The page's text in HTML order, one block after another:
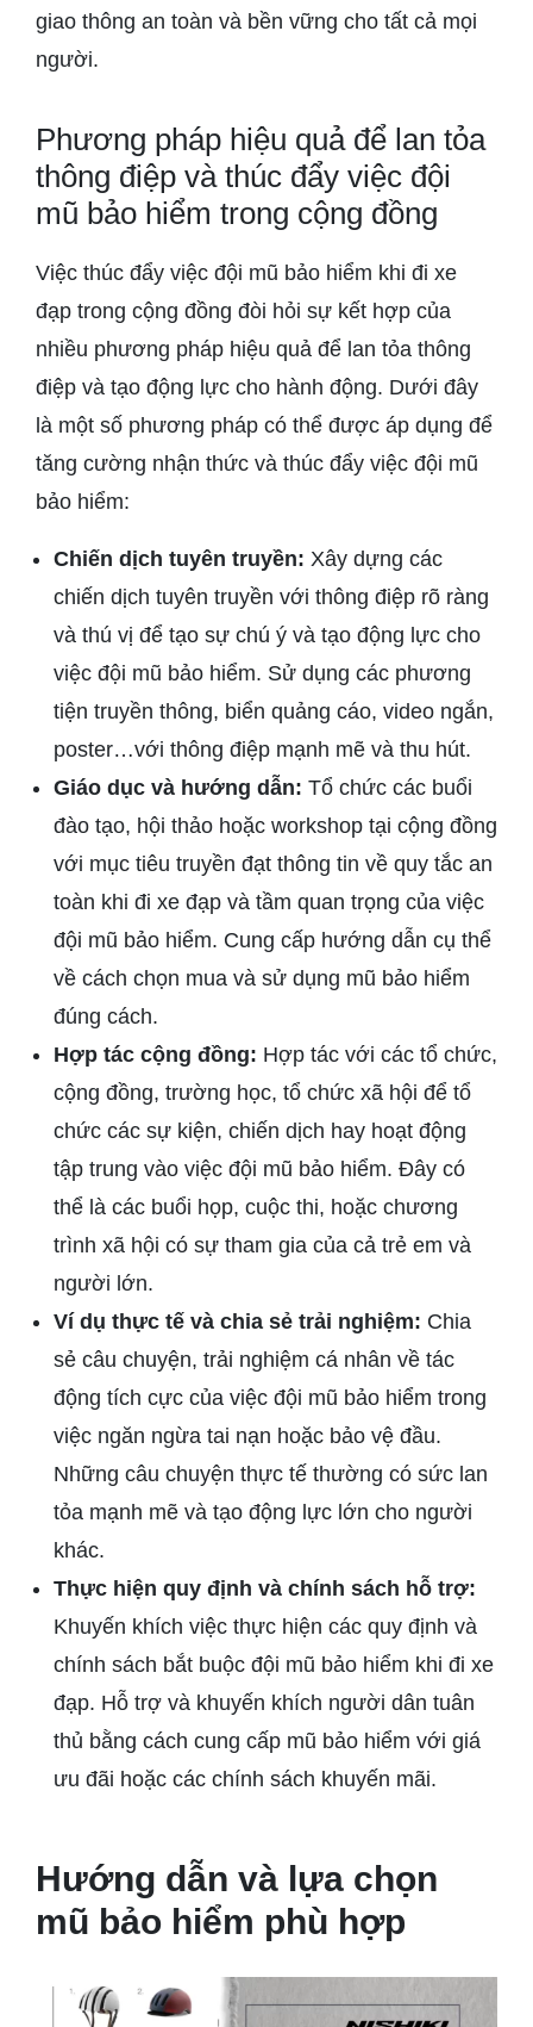
giao thông an toàn và bền vững cho tất cả mọi
người.
Phương pháp hiệu quả để lan tỏa
thông điệp và thúc đẩy việc đội
mũ bảo hiểm trong cộng đồng
Việc thúc đẩy việc đội mũ bảo hiểm khi đi xe
đạp trong cộng đồng đòi hỏi sự kết hợp của
nhiều phương pháp hiệu quả để lan tỏa thông
điệp và tạo động lực cho hành động. Dưới đây
là một số phương pháp có thể được áp dụng để
tăng cường nhận thức và thúc đẩy việc đội mũ
bảo hiểm:
Chiến dịch tuyên truyền: Xây dựng các
chiến dịch tuyên truyền với thông điệp rõ ràng
và thú vị để tạo sự chú ý và tạo động lực cho
việc đội mũ bảo hiểm. Sử dụng các phương
tiện truyền thông, biển quảng cáo, video ngắn,
poster…với thông điệp mạnh mẽ và thu hút.
Giáo dục và hướng dẫn: Tổ chức các buổi
đào tạo, hội thảo hoặc workshop tại cộng đồng
với mục tiêu truyền đạt thông tin về quy tắc an
toàn khi đi xe đạp và tầm quan trọng của việc
đội mũ bảo hiểm. Cung cấp hướng dẫn cụ thể
về cách chọn mua và sử dụng mũ bảo hiểm
đúng cách.
Hợp tác cộng đồng: Hợp tác với các tổ chức,
cộng đồng, trường học, tổ chức xã hội để tổ
chức các sự kiện, chiến dịch hay hoạt động
tập trung vào việc đội mũ bảo hiểm. Đây có
thể là các buổi họp, cuộc thi, hoặc chương
trình xã hội có sự tham gia của cả trẻ em và
người lớn.
Ví dụ thực tế và chia sẻ trải nghiệm: Chia
sẻ câu chuyện, trải nghiệm cá nhân về tác
động tích cực của việc đội mũ bảo hiểm trong
việc ngăn ngừa tai nạn hoặc bảo vệ đầu.
Những câu chuyện thực tế thường có sức lan
tỏa mạnh mẽ và tạo động lực lớn cho người
khác.
Thực hiện quy định và chính sách hỗ trợ:
Khuyến khích việc thực hiện các quy định và
chính sách bắt buộc đội mũ bảo hiểm khi đi xe
đạp. Hỗ trợ và khuyến khích người dân tuân
thủ bằng cách cung cấp mũ bảo hiểm với giá
ưu đãi hoặc các chính sách khuyến mãi.
Hướng dẫn và lựa chọn
mũ bảo hiểm phù hợp